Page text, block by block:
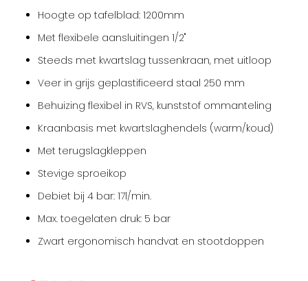
Hoogte op tafelblad: 1200mm
Met flexibele aansluitingen 1/2"
Steeds met kwartslag tussenkraan, met uitloop
Veer in grijs geplastificeerd staal 250 mm
Behuizing flexibel in RVS, kunststof ommanteling
Kraanbasis met kwartslaghendels (warm/koud)
Met terugslagkleppen
Stevige sproeikop
Debiet bij 4 bar: 17l/min.
Max. toegelaten druk: 5 bar
Zwart ergonomisch handvat en stootdoppen